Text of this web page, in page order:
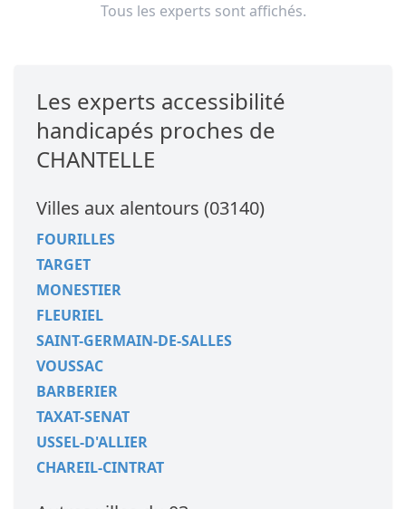
Tous les experts sont affichés.
Les experts accessibilité
handicapés proches de
CHANTELLE
Villes aux alentours (03140)
FOURILLES
TARGET
MONESTIER
FLEURIEL
SAINT-GERMAIN-DE-SALLES
VOUSSAC
BARBERIER
TAXAT-SENAT
USSEL-D'ALLIER
CHAREIL-CINTRAT